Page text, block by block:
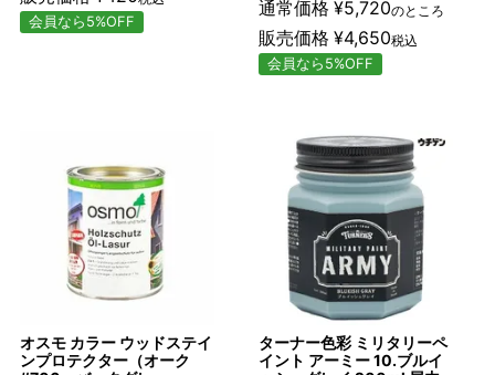
会員なら5%OFF
通常価格 ¥5,720のところ
販売価格 ¥4,650税込
会員なら5%OFF
オスモ カラー ウッドステイ
ンプロテクター（オーク
ターナー色彩 ミリタリーペ
イント アーミー 10.ブルイ